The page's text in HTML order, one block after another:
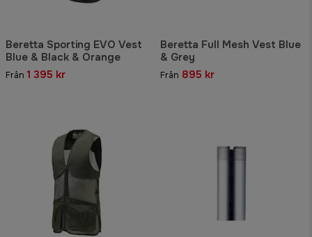
Beretta Sporting EVO Vest
Blue & Black & Orange
Från 1 395 kr
Beretta Full Mesh Vest Blue
& Grey
Från 895 kr